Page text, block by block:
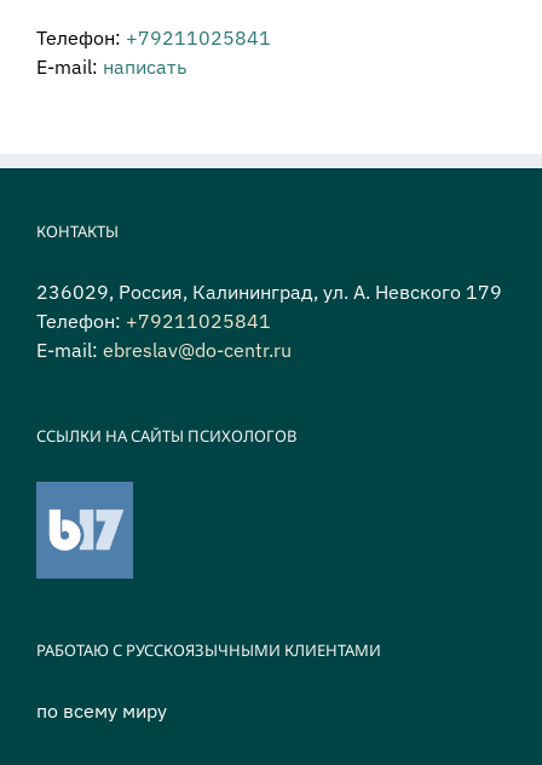
Телефон: +79211025841
E-mail: написать
КОНТАКТЫ
236029, Россия, Калининград, ул. А. Невского 179
Телефон: +79211025841
E-mail: ebreslav@do-centr.ru
ССЫЛКИ НА САЙТЫ ПСИХОЛОГОВ
РАБОТАЮ С РУССКОЯЗЫЧНЫМИ КЛИЕНТАМИ
по всему миру